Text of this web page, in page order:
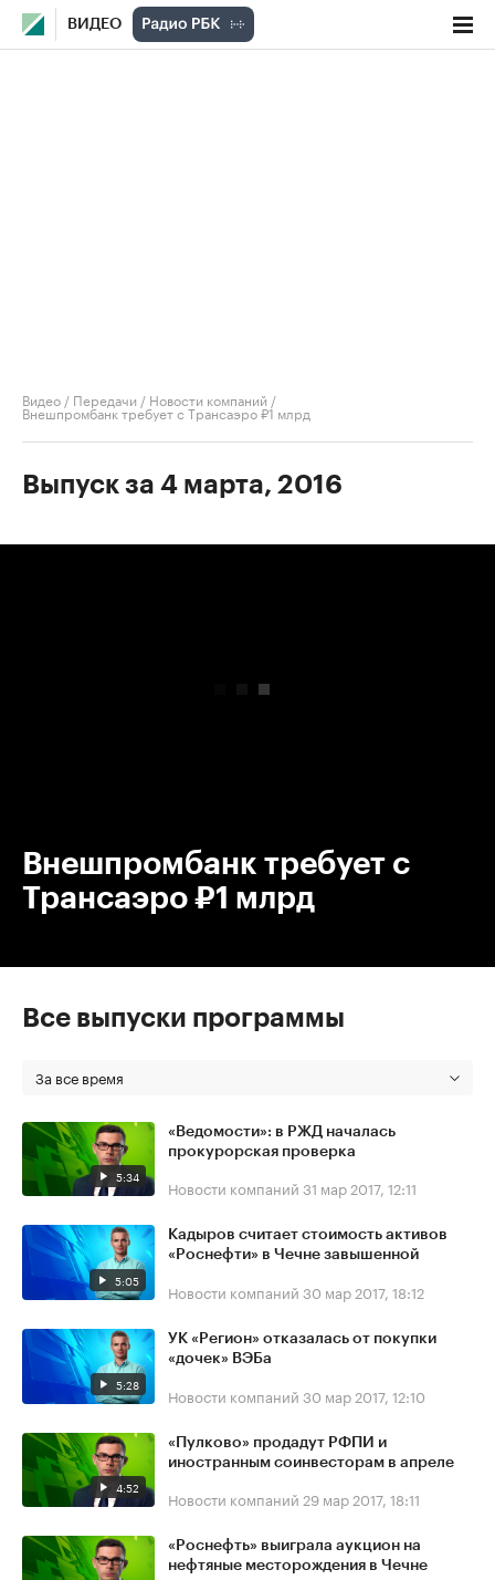
ВИДЕО
Видео / Передачи / Новости компаний /
Внешпромбанк требует с Трансаэро ₽1 млрд
Выпуск за 4 марта, 2016
Внешпромбанк требует с
Трансаэро ₽1 млрд
Все выпуски программы
За все время
5:34
«Ведомости»: в РЖД началась
прокурорская проверка
Новости компаний 31 мар 2017, 12:11
5:05
Кадыров считает стоимость активов
«Роснефти» в Чечне завышенной
Новости компаний 30 мар 2017, 18:12
5:28
УК «Регион» отказалась от покупки
«дочек» ВЭБа
Новости компаний 30 мар 2017, 12:10
4:52
«Пулково» продадут РФПИ и
иностранным соинвесторам в апреле
Новости компаний 29 мар 2017, 18:11
«Роснефть» выиграла аукцион на
нефтяные месторождения в Чечне